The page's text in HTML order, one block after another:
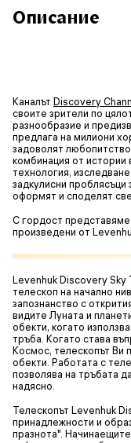
Описание
Каналът Discovery
своите зрители по
разнообразие и
предлага на милиони
задоволят
комбинация от истории
технология,
задкулисни проблясъци
оформят и споделят
С гордост
произведени от
Levenhuk Discovery
телескоп на начално
запознанство с
видите Луната и
обекти, когато
тръба. Когато става
Космос, телескопът Ви
обекти. Работата с
позволява на тръбата
надясно.
Телескопът Levenhuk
принадлежности и
празнота".